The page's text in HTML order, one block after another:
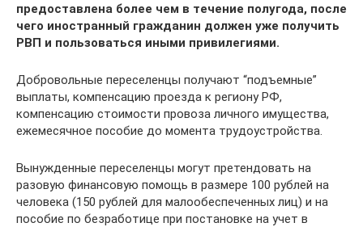
предоставлена более чем в течение полугода, после
чего иностранный гражданин должен уже получить
РВП и пользоваться иными привилегиями.
Добровольные переселенцы получают “подъемные”
выплаты, компенсацию проезда к региону РФ,
компенсацию стоимости провоза личного имущества,
ежемесячное пособие до момента трудоустройства.
Вынужденные переселенцы могут претендовать на
разовую финансовую помощь в размере 100 рублей на
человека (150 рублей для малообеспеченных лиц) и на
пособие по безработице при постановке на учет в